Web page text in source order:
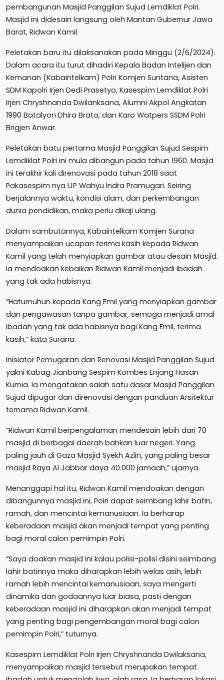
pembangunan Masjid Panggilan Sujud Lemdiklat Polri.
Masjid ini didesain langsung oleh Mantan Gubernur Jawa
Barat, Ridwan Kamil.
Peletakan baru itu dilaksanakan pada Minggu (2/6/2024).
Dalam acara itu turut dihadiri Kepala Badan Intelijen dan
Kemanan (Kabaintelkam) Polri Komjen Suntana, Asisten
SDM Kapolri Irjen Dedi Prasetyo, Kasespim Lemdiklat Polri
Irjen Chryshnanda Dwilanksana, Alumni Akpol Angkatan
1990 Batalyon Dhira Brata, dan Karo Watpers SSDM Polri
Brigjen Anwar.
Peletakan batu pertama Masjid Panggilan Sujud Sespim
Lemdiklat Polri ini mula dibangun pada tahun 1960. Masjid
ini terakhir kali direnovasi pada tahun 2018 saat
Pakasespim nya IJP Wahyu Indra Pramugari. Seiring
berjalannya waktu, kondisi alam, dan perkembangan
dunia pendidikan, maka perlu dikaji ulang.
Dalam sambutannya, Kabaintelkam Komjen Surana
menyampaikan ucapan terima kasih kepada Ridwan
Kamil yang telah menyiapkan gambar atau desain Masjid.
Ia mendoakan kebaikan Ridwan Kamil menjadi ibadah
yang tak ada habisnya.
“Haturnuhun kepada Kang Emil yang menyiapkan gambar
dan pengawasan tanpa gambar, semoga menjadi amal
ibadah yang tak ada habisnya bagi Kang Emil, terima
kasih,” kata Surana.
Inisiator Pemugaran dan Renovasi Masjid Panggilan Sujud
yakni Kabag Jianbang Sespim Kombes Enjang Hasan
Kurnia. Ia mengatakan salah satu dasar Masjid Panggilan
Sujud dipugar dan direnovasi dengan panduan Arsitektur
ternama Ridwan Kamil.
“Ridwan Kamil berpengalaman mendesain lebih dari 70
masjid di berbagai daerah bahkan luar negeri. Yang
paling jauh di Gaza Masjid Syekh Azlin, yang paling besar
masjid Raya Al Jabbar daya 40.000 jamaah,” ujarnya.
Menanggapi hal itu, Ridwan Kamil mendoakan dengan
dibangunnya masjid ini, Polri dapat seimbang lahir batin,
ramah, dan mencintai kemanusiaan. Ia berharap
keberadaan masjid akan menjadi tempat yang penting
bagi moral calon pemimpin Polri.
“Saya doakan masjid ini kalau polisi-polisi disini seimbang
lahir batinnya maka diharapkan lebih welas asih, lebih
ramah lebih mencintai kemanusiaan, saya mengerti
dinamika dan godaannya luar biasa, pasti dengan
keberadaan masjid ini diharapkan akan menjadi tempat
yang penting bagi pengembangan moral bagi calon
pemimpin Polri,” tuturnya.
Kasespim Lemdiklat Polri Irjen Chryshnanda Dwilaksana,
menyampaikan masjid tersebut merupakan tempat